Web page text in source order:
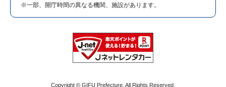
※一部、開庁時間の異なる機関、施設があります。
Copyright © GIFU Prefecture. All Rights Reserved.